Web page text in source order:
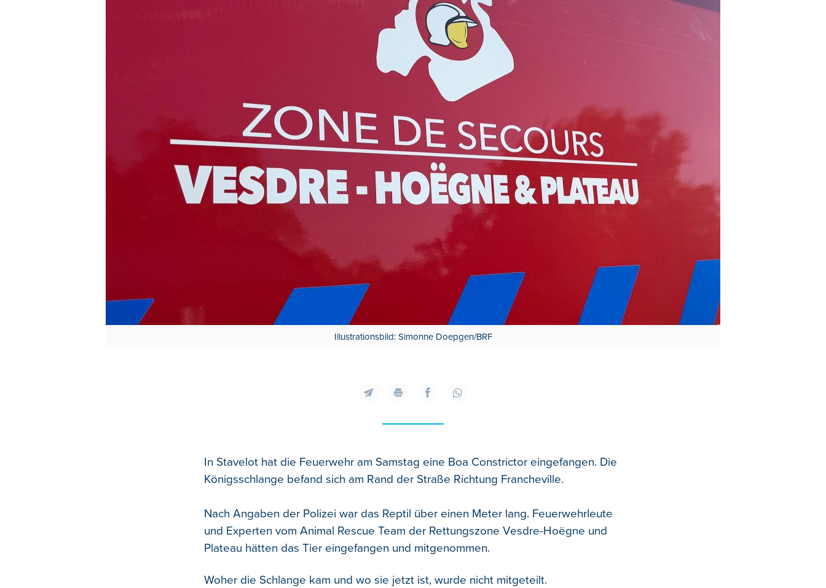
Illustrationsbild: Simonne Doepgen/BRF
In Stavelot hat die Feuerwehr am Samstag eine Boa Constrictor eingefangen. Die
Königsschlange befand sich am Rand der Straße Richtung Francheville.
Nach Angaben der Polizei war das Reptil über einen Meter lang. Feuerwehrleute
und Experten vom Animal Rescue Team der Rettungszone Vesdre-Hoëgne und
Plateau hätten das Tier eingefangen und mitgenommen.
Woher die Schlange kam und wo sie jetzt ist, wurde nicht mitgeteilt.